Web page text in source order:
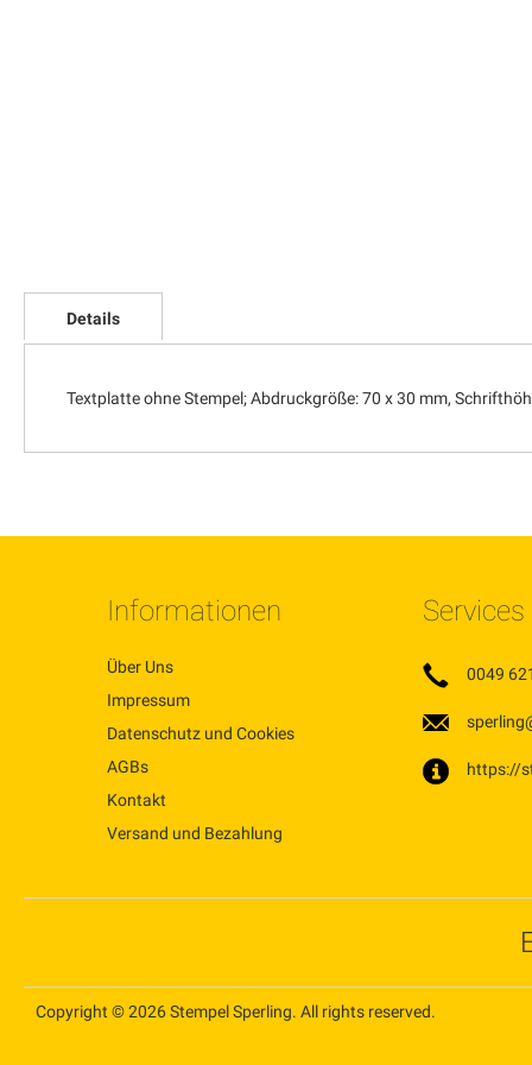
Anfang
Bildgalerie
Details
Textplatte ohne Stempel; Abdruckgröße: 70 x 30 mm,
Informationen
Über Uns
Impressum
Datenschutz und Cookies
AGBs
Kontakt
Versand und Bezahlung
Services
0049
https://
Copyright © 2026 Stempel Sperling. All rights reserved.